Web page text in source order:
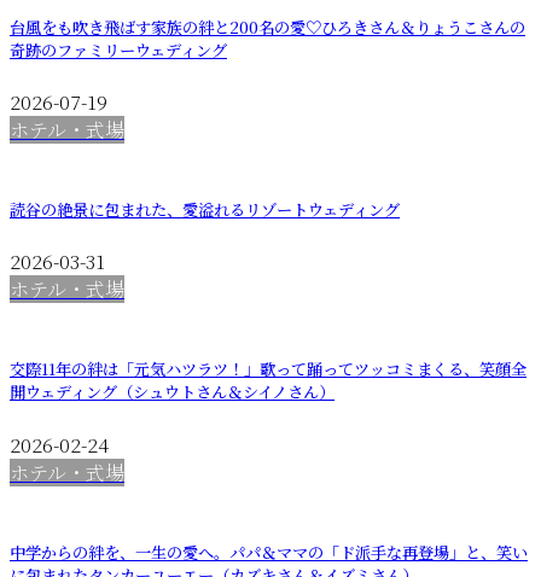
台風をも吹き飛ばす家族の絆と200名の愛♡ひろきさん＆りょうこさんの
奇跡のファミリーウェディング
2026-07-19
ホテル・式場
読谷の絶景に包まれた、愛溢れるリゾートウェディング
2026-03-31
ホテル・式場
交際11年の絆は「元気ハツラツ！」歌って踊ってツッコミまくる、笑顔全
開ウェディング（シュウトさん＆シイノさん）
2026-02-24
ホテル・式場
中学からの絆を、一生の愛へ。パパ＆ママの「ド派手な再登場」と、笑い